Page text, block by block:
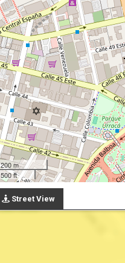
200 m
500 ft
Street View